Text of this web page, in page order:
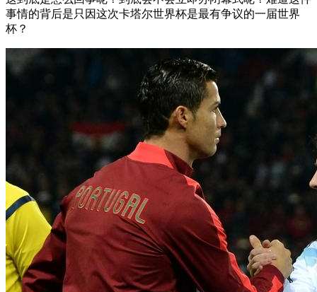
事情的背后是只因这次卡塔尔世界杯是最有争议的一届世界
杯？